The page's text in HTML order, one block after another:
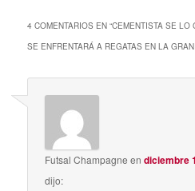
4 COMENTARIOS EN “CEMENTISTA SE LO
SE ENFRENTARÁ A REGATAS EN LA
Futsal Champagne endiciembre
dijo: